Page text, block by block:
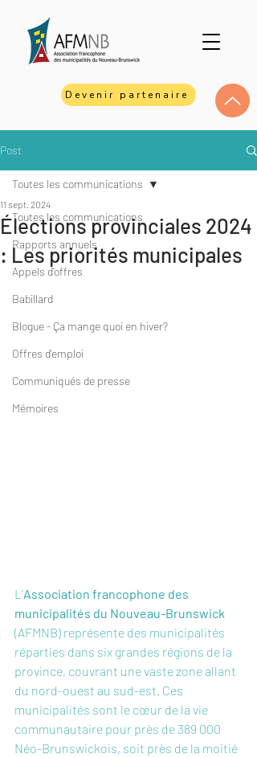
Devenir partenaire
Post
Toutes les communications
Rapports annuels
Appels d'offres
Babillard
Blogue - Ça mange quoi en hiver?
Offres d'emploi
Communiqués de presse
Mémoires
Toutes les communications
Élections provinciales 2024
: Les priorités municipales
11 sept. 2024
L’Association francophone des
municipalités du Nouveau-Brunswick
(AFMNB) représente des municipalités
réparties dans six grandes régions de la
province, couvrant une vaste zone allant
du nord-ouest au sud-est. Ces
municipalités sont le cœur de la vie
communautaire pour près de 389 000
Néo-Brunswickois, soit près de la moitié